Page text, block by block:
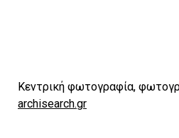
Kεντρική φωτογραφία,
archisearch.gr